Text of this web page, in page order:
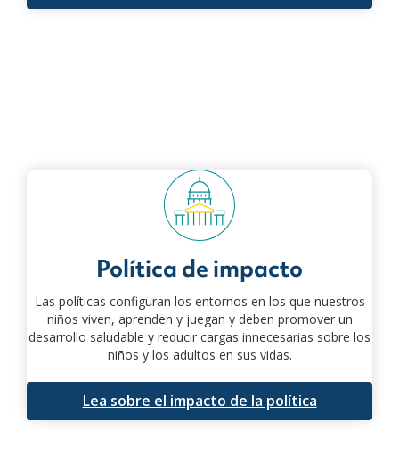
Política de impacto
Las políticas configuran los entornos en los que nuestros
niños viven, aprenden y juegan y deben promover un
desarrollo saludable y reducir cargas innecesarias sobre los
niños y los adultos en sus vidas.
Lea sobre el impacto de la política